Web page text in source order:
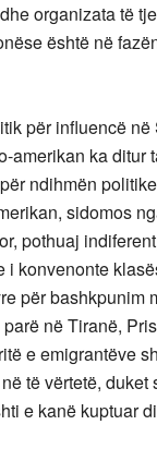
organizata të
është në
për influencë
ka ditur
ndihmën
sidomos
pothuaj
konvenonte
për
në Tiranë,
e emigrantëve
të vërtetë,
e kanë kuptuar